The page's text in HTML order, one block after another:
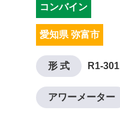
コンバイン
愛知県 弥富市
形 式 R1-301
アワーメーター